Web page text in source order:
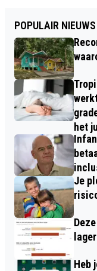
POPULAIR NIEUWS
het
Je
Heb